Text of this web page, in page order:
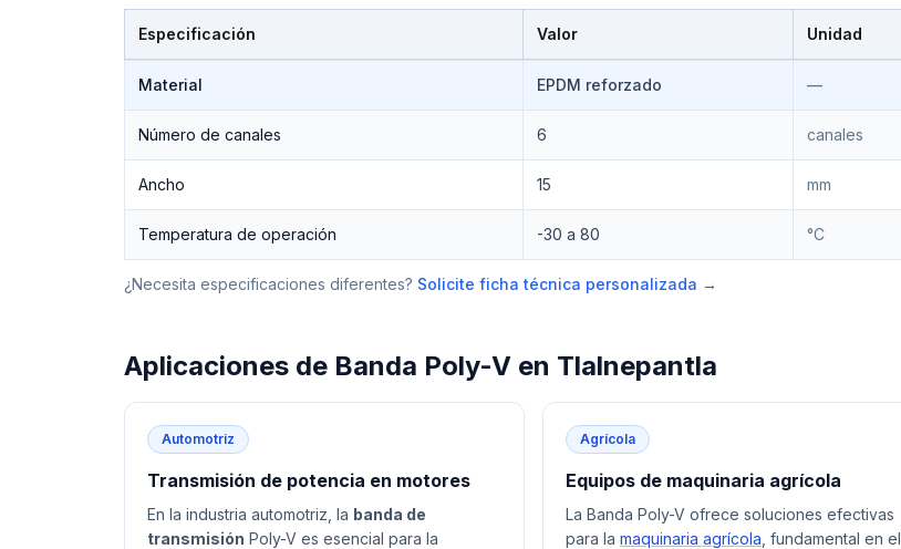
Especificación Valor Unidad
Material EPDM reforzado —
Número de canales 6 canales
Ancho 15 mm
Temperatura de operación -30 a 80 °C
¿Necesita especificaciones diferentes? Solicite ficha técnica personalizada →
Aplicaciones de Banda Poly-V en Tlalnepantla
Automotriz
Transmisión de potencia en motores
En la industria automotriz, la banda de
transmisión Poly-V es esencial para la
Agrícola
Equipos de maquinaria agrícola
La Banda Poly-V ofrece soluciones efectivas
para la maquinaria agrícola , fundamental en el